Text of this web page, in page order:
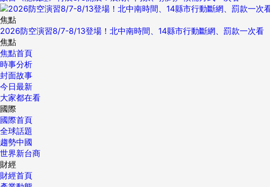
焦點
2026防空演習8/7-8/13登場！北中南時間、14縣市行動斷網、罰款一次看
焦點
焦點首頁
時事分析
封面故事
今日最新
大家都在看
國際
國際首頁
全球話題
趨勢中國
世界新台商
財經
財經首頁